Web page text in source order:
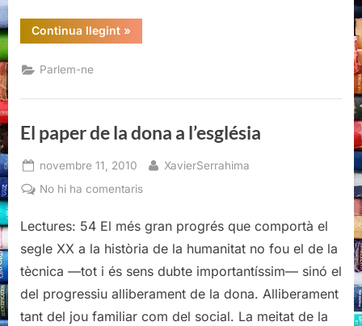
Continua llegint“Gala
dels
»
Parlem-ne
El paper de la dona a l’església
Posted
on
novembre 11, 2010 By
XavierSerrahima
No hi ha comentarisa
paper
de
dona
a
l’església
Lectures: 54 El més gran progrés que comportà el
segle XX a la història de la humanitat no fou el de la
tècnica —tot i és sens dubte importantíssim— sinó el
del progressiu alliberament de la dona. Alliberament
tant del jou familiar com del social. La meitat de la